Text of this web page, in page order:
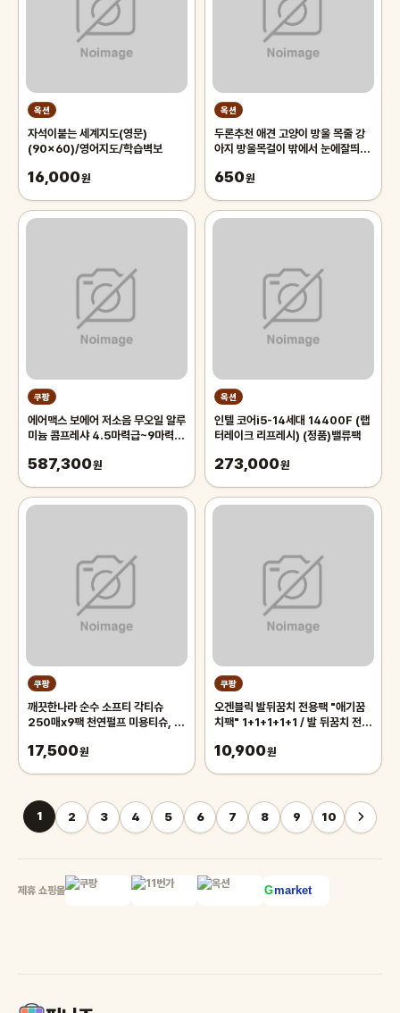
옥션
자석이붙는 세계지도(영문)
(90x60)/영어지도/학습벽보
16,000원
옥션
두론추천 애견 고양이 방울 목줄 강
아지 방울목걸이 밖에서 눈에잘띄는
650원
쿠팡
에어맥스 보에어 저소음 무오일 알루
미늄 콤프레샤 4.5마력급~9마력
587,300원
옥션
인텔 코어i5-14세대 14400F (랩
터레이크 리프레시) (정품)밸류팩
273,000원
쿠팡
깨끗한나라 순수 소프티 각티슈
250매x9팩 천연펄프 미용티슈, 3
17,500원
쿠팡
오겐블릭 발뒤꿈치 전용팩 "애기꿈
치팩" 1+1+1+1+1 / 발 뒤꿈치 전용
10,900원
1 2 3 4 5 6 7 8 9 10
제휴 쇼핑몰